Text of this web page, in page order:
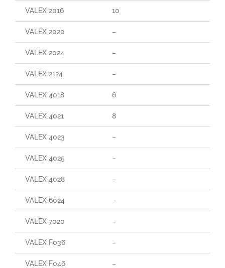
VALEX 2016 10
VALEX 2020 –
VALEX 2024 –
VALEX 2124 –
VALEX 4018 6
VALEX 4021 8
VALEX 4023 –
VALEX 4025 –
VALEX 4028 –
VALEX 6024 –
VALEX 7020 –
VALEX F036 –
VALEX F046 –